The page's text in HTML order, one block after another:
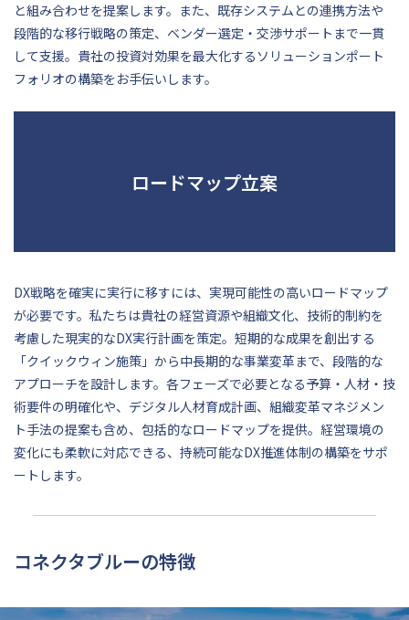
と組み合わせを提案します。また、既存システムとの連携方法や
段階的な移行戦略の策定、ベンダー選定・交渉サポートまで一貫
して支援。貴社の投資対効果を最大化するソリューションポート
フォリオの構築をお手伝いします。
ロードマップ立案
DX戦略を確実に実行に移すには、実現可能性の高いロードマップ
が必要です。私たちは貴社の経営資源や組織文化、技術的制約を
考慮した現実的なDX実行計画を策定。短期的な成果を創出する
「クイックウィン施策」から中長期的な事業変革まで、段階的な
アプローチを設計します。各フェーズで必要となる予算・人材・技
術要件の明確化や、デジタル人材育成計画、組織変革マネジメン
ト手法の提案も含め、包括的なロードマップを提供。経営環境の
変化にも柔軟に対応できる、持続可能なDX推進体制の構築をサポ
ートします。
コネクタブルーの特徴